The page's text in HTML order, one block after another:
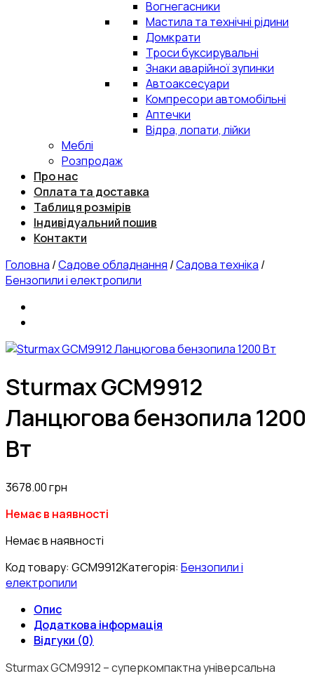
Вогнегасники
Мастила та технічні рідини
Домкрати
Троси буксирувальні
Знаки аварійної зупинки
Автоаксесуари
Компресори автомобільні
Аптечки
Відра, лопати, лійки
Меблі
Розпродаж
Про нас
Оплата та доставка
Таблиця розмірів
Індивідуальний пошив
Контакти
Головна /Садове обладнання /Садова техніка /
Бензопили і електропили
Sturmax GCM9912
Ланцюгова бензопила 1200
Вт
3678.00грн
Немає в наявності
Немає в наявності
Код товару: GCM9912Категорія: Бензопили і
електропили
Опис
Додаткова інформація
Відгуки (0)
Sturmax GCM9912 – суперкомпактна універсальна